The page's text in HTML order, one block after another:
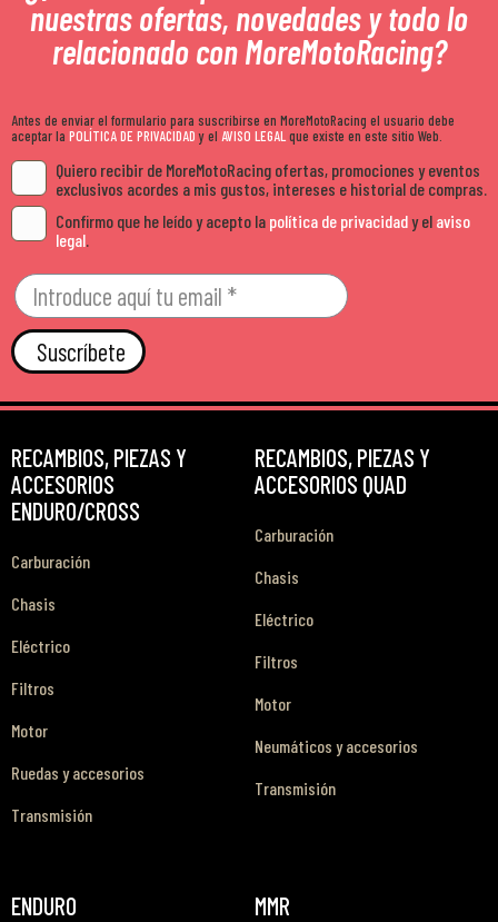
nuestras ofertas, novedades y todo lo
relacionado con MoreMotoRacing?
Antes de enviar el formulario para suscribirse en MoreMotoRacing el usuario debe
aceptar la POLÍTICA DE PRIVACIDADy el AVISO LEGALque existe en este sitio Web.
Quiero recibir de MoreMotoRacing ofertas, promociones y eventos
exclusivos acordes a mis gustos, intereses e historial de compras.
Confirmo que he leído y acepto la política de privacidady el aviso
legal.
Suscríbete
RECAMBIOS, PIEZAS Y
ACCESORIOS
ENDURO/CROSS
Carburación
Chasis
Eléctrico
Filtros
Motor
Ruedas y accesorios
Transmisión
RECAMBIOS, PIEZAS Y
ACCESORIOS QUAD
Carburación
Chasis
Eléctrico
Filtros
Motor
Neumáticos y accesorios
Transmisión
ENDURO
MMR